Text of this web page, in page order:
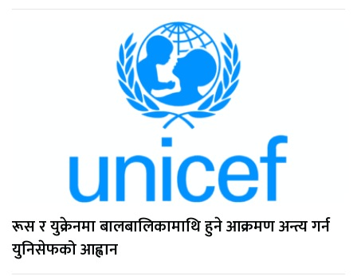
रूस र युक्रेनमा बालबालिकामाथि हुने आक्रमण अन्त्य गर्न
युनिसेफको आह्वान